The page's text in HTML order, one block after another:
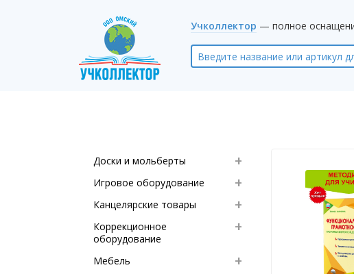
Учколлектор — полное
Доски и мольберты
Игровое оборудование
Канцелярские товары
Коррекционное
оборудование
Мебель